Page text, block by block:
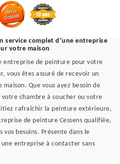
service complet d’une entreprise
votre maison
entreprise de peinture pour votre
vous êtes assuré de recevoir un
Que vous ayez besoin de
chambre à coucher ou votre
rafraîchir la peinture extérieure,
de peinture Cessens qualifiée,
besoins. Présente dans le
entreprise à contacter sans